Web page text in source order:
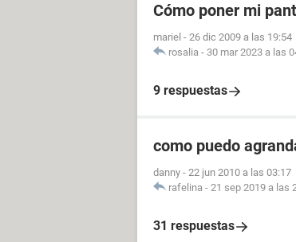
Cómo poner mi
mariel - 26 dic 2009 a las 19:54
rosalia - 30 mar 2023 a las
9 respuestas
como puedo
danny - 22 jun 2010 a las 03:17
rafelina - 21 sep 2019 a las
31 respuestas